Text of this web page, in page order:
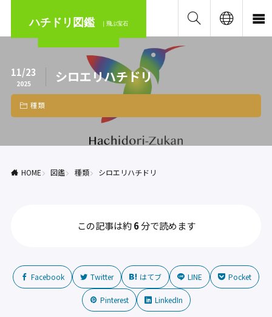
ハチドリ図鑑 ｜飛ぶ宝石
11/23
2025 シロエリハチドリ
種類
HOME 図鑑 種類 シロエリハチドリ
この記事は約6分で読めます
Facebook Twitter はてブ LINE Pocket
Pinterest LinkedIn